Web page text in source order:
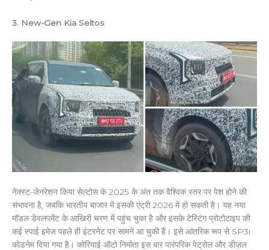
3. New-Gen Kia Seltos
नेक्स्ट-जेनरेशन किया सेल्टोस के 2025 के अंत तक वैश्विक स्तर पर पेश होने की
संभावना है, जबकि भारतीय बाजार में इसकी एंट्री 2026 में हो सकती है। यह नया
मॉडल डेवलपमेंट के आखिरी चरण में पहुंच चुका है और इसके टेस्टिंग प्रोटोटाइप की
कई स्पाई इमेज पहले ही इंटरनेट पर सामने आ चुकी हैं। इसे आंतरिक रूप से SP3i
कोडनेम दिया गया है। कोरियाई ऑटो निर्माता इस बार पारंपरिक पेट्रोल और डीज़ल